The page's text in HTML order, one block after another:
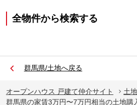
全物件から検索する
群馬県/土地へ戻る
オープンハウス 戸建て仲介サイト 土地
群馬県の家賃3万円〜7万円相当の土地購